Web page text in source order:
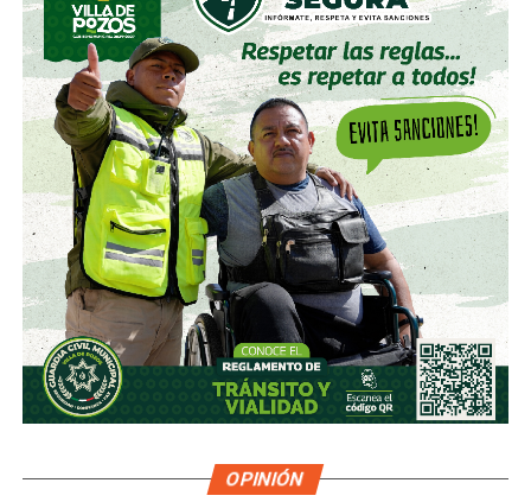
icónico tanto de
Javier Zanettitras un tiro libre. La
segunda mitad quedaría marcada porla expulsión del
entonces joven David Beckham por una patada al
‘Cholo’ Simeone que convertiría al ‘Spice Boy’ en
villano nacional por un buen rato. Los sudamericanos
se acabarían imponiendo en penales.
El asunto menos se calmó en 2002, cuando en Corea-
Japón, el mismoBeckham cobró el penal que eliminó a
Argentina en la Fase de Grupos. Los de Marcelo Bielsa
se fueron a las primeras de cambio de un Mundial al que
llegaron como favoritos y,
por primera vez desde la
guerra, volvieron a caer ante los inglesesen
semejantes instancias.
Simon Kuper, periodista y autor deFootball Against the
—el libro que exploró cómo el fútbol canaliza
guerras y dictaduras en todo el mundo—, tituló su análisis
OPINIÓN